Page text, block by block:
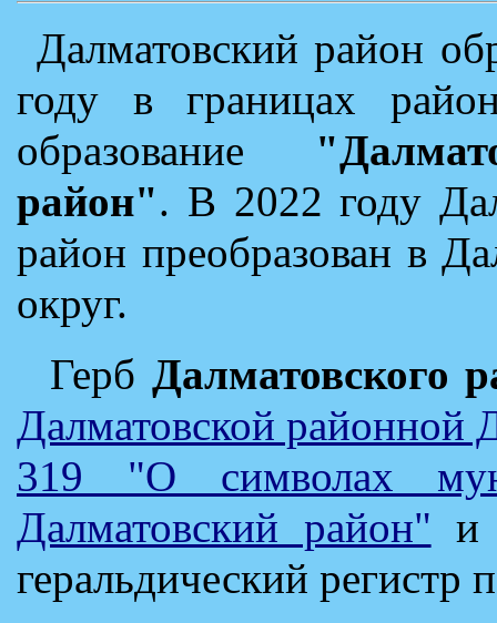
Далматовский район
году в границах
образование
район". В 2022 году
район преобразован в
округ.
Герб Далматовского
Далматовской
319 "О символах
Далматовский район" и
геральдический